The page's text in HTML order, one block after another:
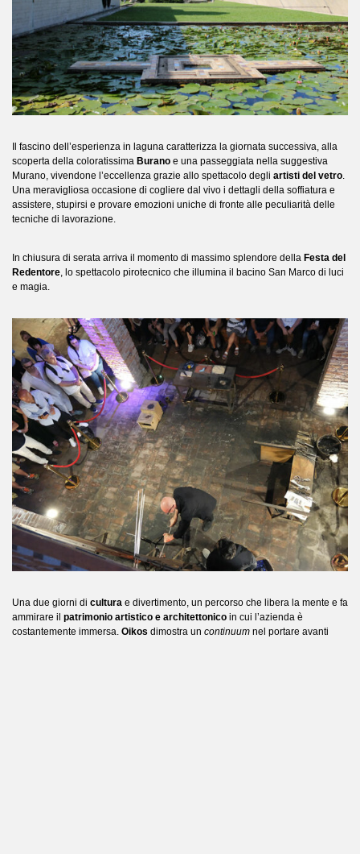
Il fascino dell’esperienza in laguna caratterizza la giornata successiva, alla
scoperta della coloratissima Burano e una passeggiata nella suggestiva
Murano, vivendone l’eccellenza grazie allo spettacolo degli artisti del vetro.
Una meravigliosa occasione di cogliere dal vivo i dettagli della soffiatura e
assistere, stupirsi e provare emozioni uniche di fronte alle peculiarità delle
tecniche di lavorazione.
In chiusura di serata arriva il momento di massimo splendore della Festa del
Redentore, lo spettacolo pirotecnico che illumina il bacino San Marco di luci
e magia.
Una due giorni di cultura e divertimento, un percorso che libera la mente e fa
ammirare il patrimonio artistico e architettonico in cui l’azienda è
costantemente immersa. Oikos dimostra un continuum nel portare avanti